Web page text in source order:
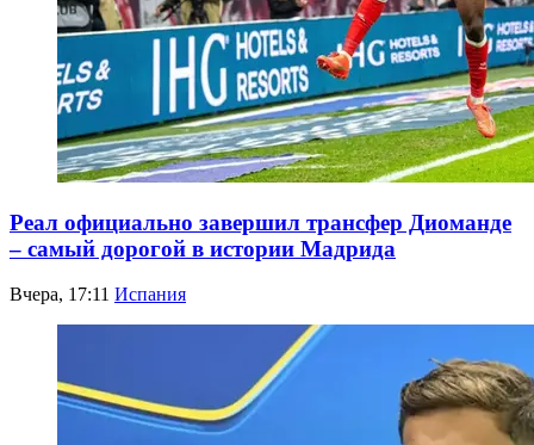
Реал официально завершил трансфер Диоманде
– самый дорогой в истории Мадрида
Вчера, 17:11 Испания